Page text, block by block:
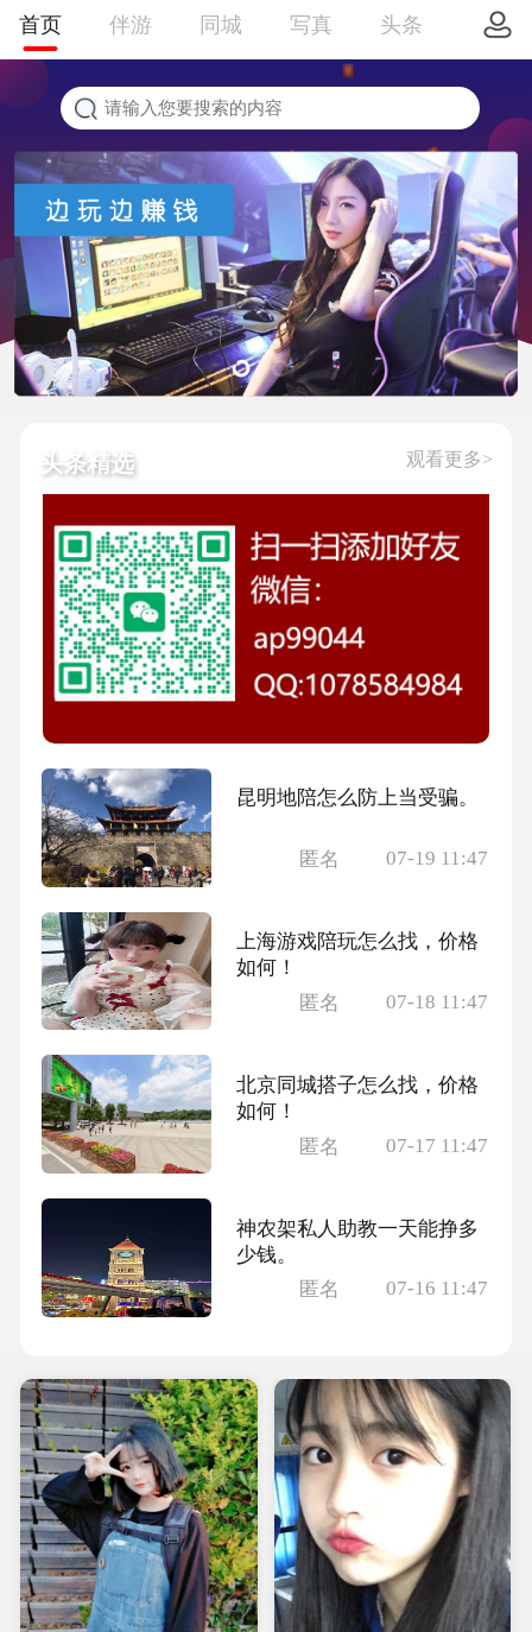
首页 伴游 同城 写真 头条
头条精选 观看更多>
昆明地陪怎么防上当受骗。
匿名 07-19 11:47
上海游戏陪玩怎么找，价格
如何！
匿名
07-18 11:47
北京同城搭子怎么找，价格
如何！
匿名
07-17 11:47
神农架私人助教一天能挣多
少钱。
匿名
07-16 11:47